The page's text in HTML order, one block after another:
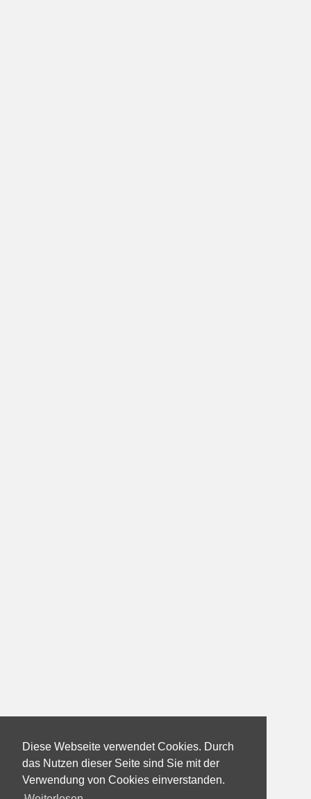
Diese Webseite verwendet Cookies. Durch
das Nutzen dieser Seite sind Sie mit der
Verwendung von Cookies einverstanden.